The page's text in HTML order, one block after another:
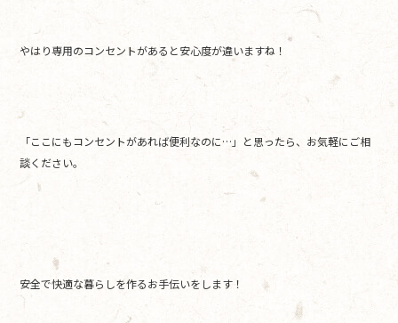
やはり専用のコンセントがあると安心度が違いますね！
「ここにもコンセントがあれば便利なのに…」と思ったら、お気軽にご相
談ください。
安全で快適な暮らしを作るお手伝いをします！